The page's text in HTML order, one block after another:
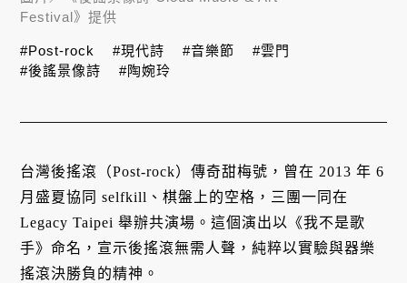
台灣後搖滾（Post-rock）傳奇甜梅號，曾在 2013 年 6
月盛夏協同 selfkill、棋盤上的空格，三團一同在
Legacy Taipei 舉辦共演場。這個演出以《我不是歌
手》命名，宣示後搖滾無需人聲，純粹以實驗與器樂
搖滾決勝負的精神。
Festival》提供
#Post-rock #現代詩 #音樂節
#雲門
#後謠景像詩
#陶婉玲